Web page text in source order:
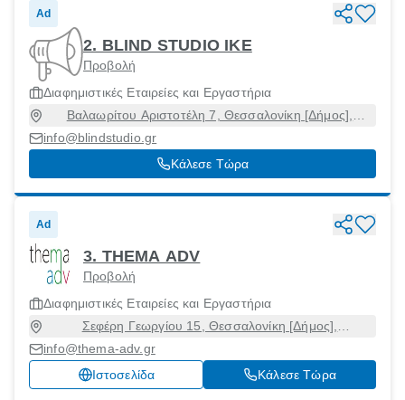
Ad
2. BLIND STUDIO ΙΚΕ
Προβολή
Διαφημιστικές Εταιρείες και Εργαστήρια
Βαλαωρίτου Αριστοτέλη 7, Θεσσαλονίκη [Δήμος],
Θεσσαλονίκη, 54626
info@blindstudio.gr
Κάλεσε Τώρα
Ad
3. THEMA ADV
Προβολή
Διαφημιστικές Εταιρείες και Εργαστήρια
Σεφέρη Γεωργίου 15, Θεσσαλονίκη [Δήμος],
Θεσσαλονίκη, 54250
info@thema-adv.gr
Ιστοσελίδα
Κάλεσε Τώρα